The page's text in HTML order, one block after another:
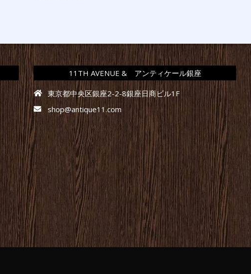
11TH AVENUE & アンティケール銀座
東京都中央区銀座2-2-8銀座日商ビル1F
shop@antique11.com